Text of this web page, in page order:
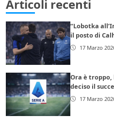
Articoli recenti
“Lobotka
il posto di
17 Marzo
Ora è troppo,
deciso il
17 Marzo